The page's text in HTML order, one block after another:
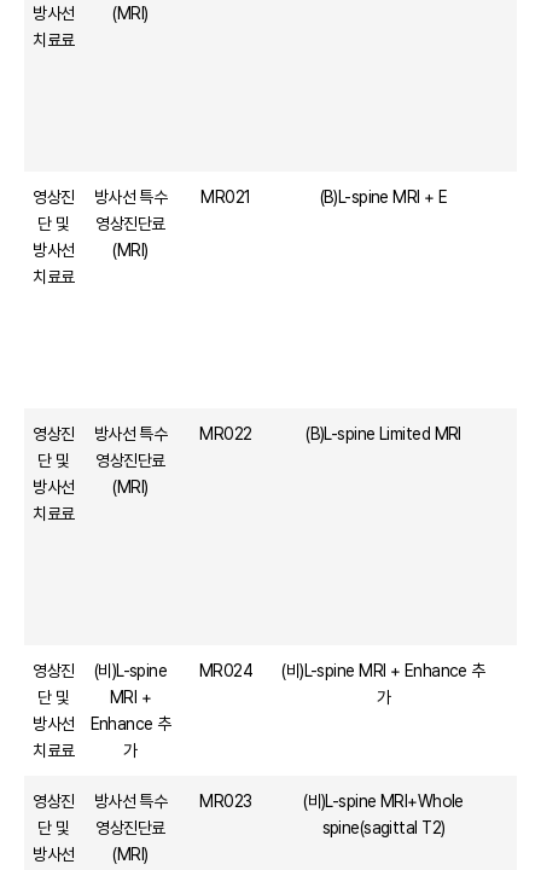
방사선
치료료
(MRI)
영상진
단 및
방사선
치료료
방사선 특수
영상진단료
(MRI)
MR021 (B)L-spine MRI + E
영상진
단 및
방사선
치료료
방사선 특수
영상진단료
(MRI)
MR022 (B)L-spine Limited MRI
영상진
단 및
방사선
치료료
(비)L-spine
MRI +
Enhance 추
가
MR024
(비)L-spine MRI + Enhance 추
가
영상진
단 및
방사선
방사선 특수
영상진단료
(MRI)
MR023
(비)L-spine MRI+Whole
spine(sagittal T2)